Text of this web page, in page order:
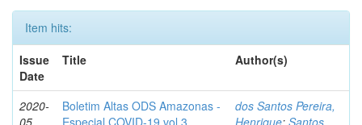
Item hits:
Issue
Date
Title Author(s)
2020-
05
Boletim Altas ODS Amazonas -
Especial COVID-19 vol 3
dos Santos Pereira,
Henrique; Santos